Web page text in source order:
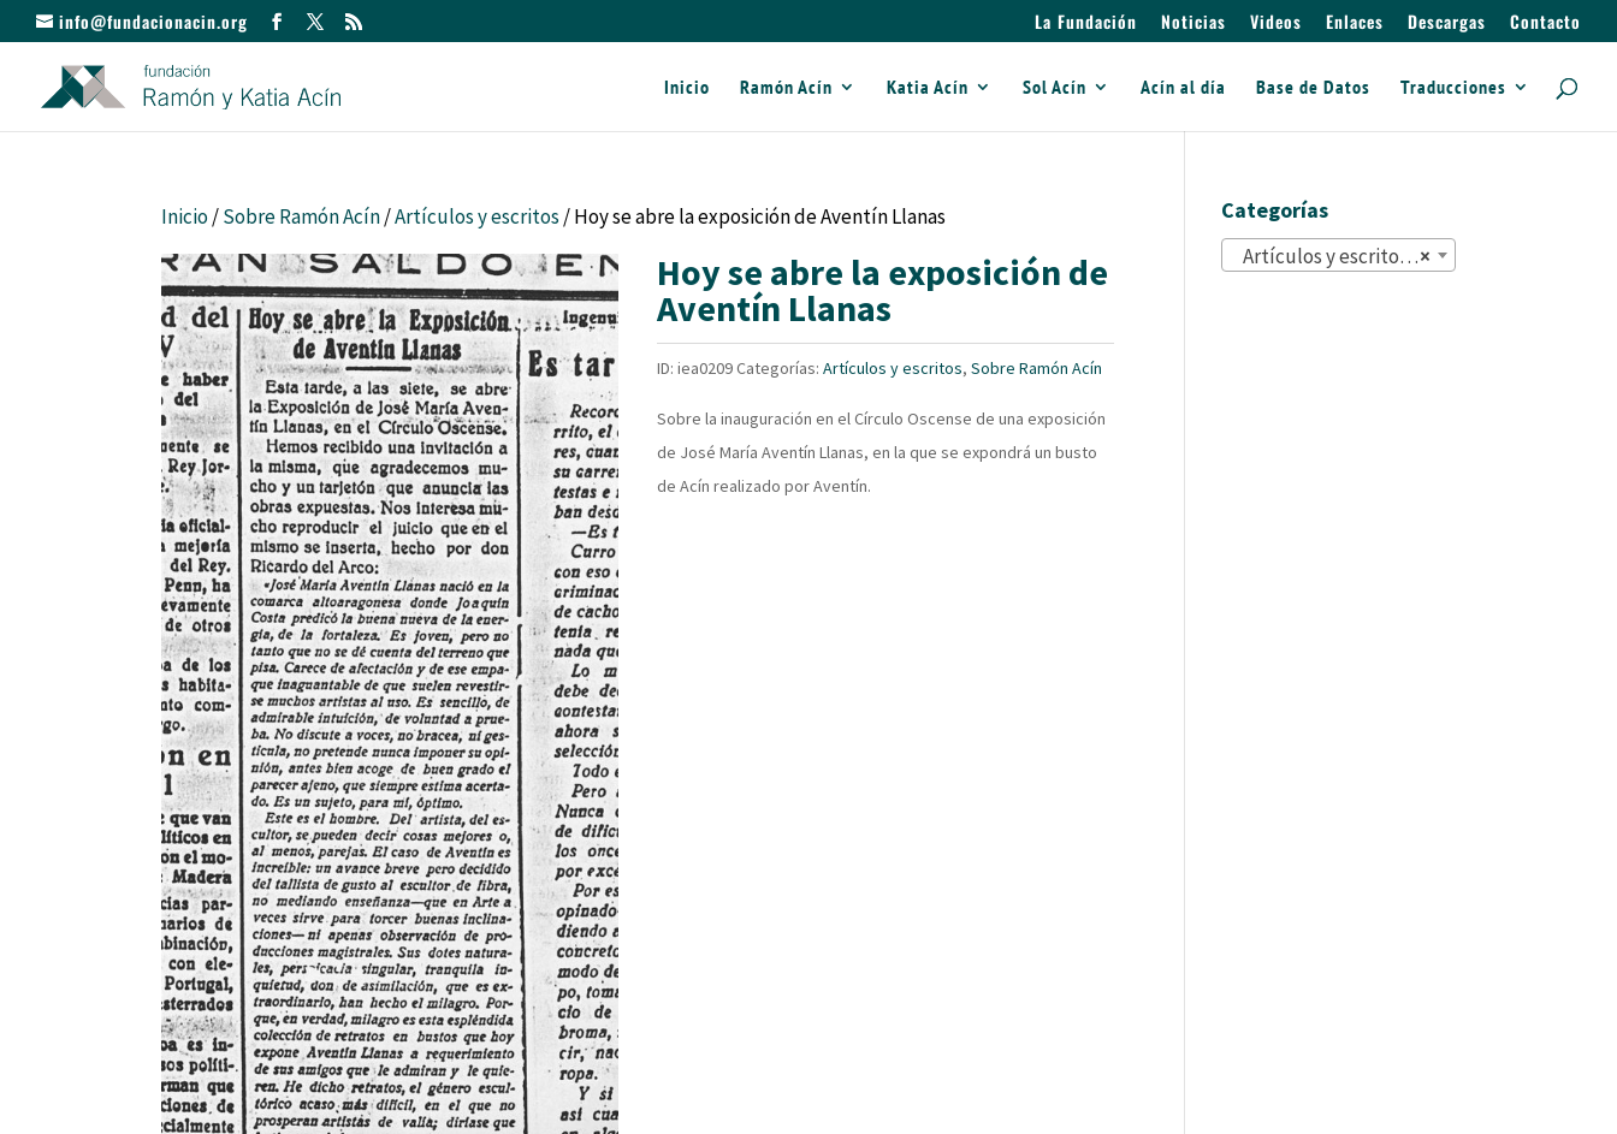
info@fundacionacin.org La Fundación Noticias Videos Enlaces Descargas Contacto
Inicio Ramón Acín Katia Acín Sol Acín Acín al día Base de Datos Traducciones
Inicio/Sobre Ramón Acín/Artículos y escritos / Hoy se abre la exposición de Aventín Llanas
Hoy se abre la exposición de
Aventín Llanas
ID:iea0209Categorías:Artículos y escritos,Sobre Ramón Acín
Sobre la inauguración en el Círculo Oscense de una exposición
de José María Aventín Llanas, en la que se expondrá un busto
de Acín realizado por Aventín.
Categorías
×
Artículos y escritos (822)